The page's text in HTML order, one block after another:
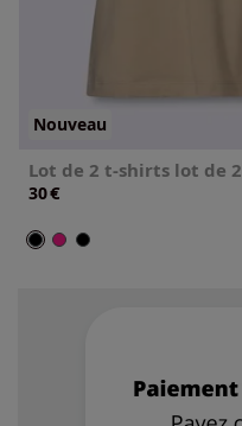
Nouveau
Lot de 2 t-shirts lot de 2
30€